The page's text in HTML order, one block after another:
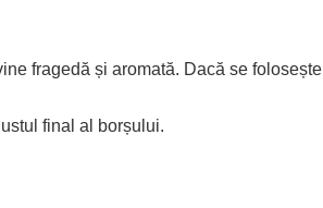
fragedă și aromată. Dacă se folosește
final al borșului.